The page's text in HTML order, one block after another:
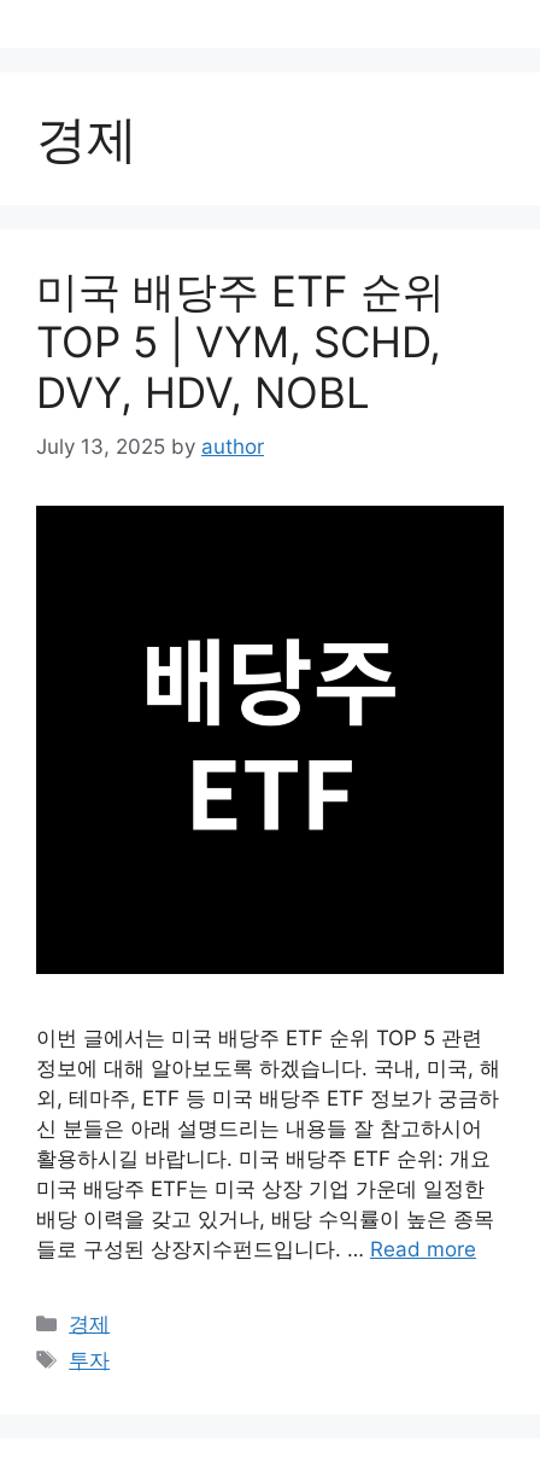
경제
미국 배당주 ETF 순위
TOP 5 | VYM, SCHD,
DVY, HDV, NOBL
July 13, 2025 by author
이번 글에서는 미국 배당주 ETF 순위 TOP 5 관련
정보에 대해 알아보도록 하겠습니다. 국내, 미국, 해
외, 테마주, ETF 등 미국 배당주 ETF 정보가 궁금하
신 분들은 아래 설명드리는 내용들 잘 참고하시어
활용하시길 바랍니다. 미국 배당주 ETF 순위: 개요
미국 배당주 ETF는 미국 상장 기업 가운데 일정한
배당 이력을 갖고 있거나, 배당 수익률이 높은 종목
들로 구성된 상장지수펀드입니다. … Read more
Categories
경제
Tags
투자